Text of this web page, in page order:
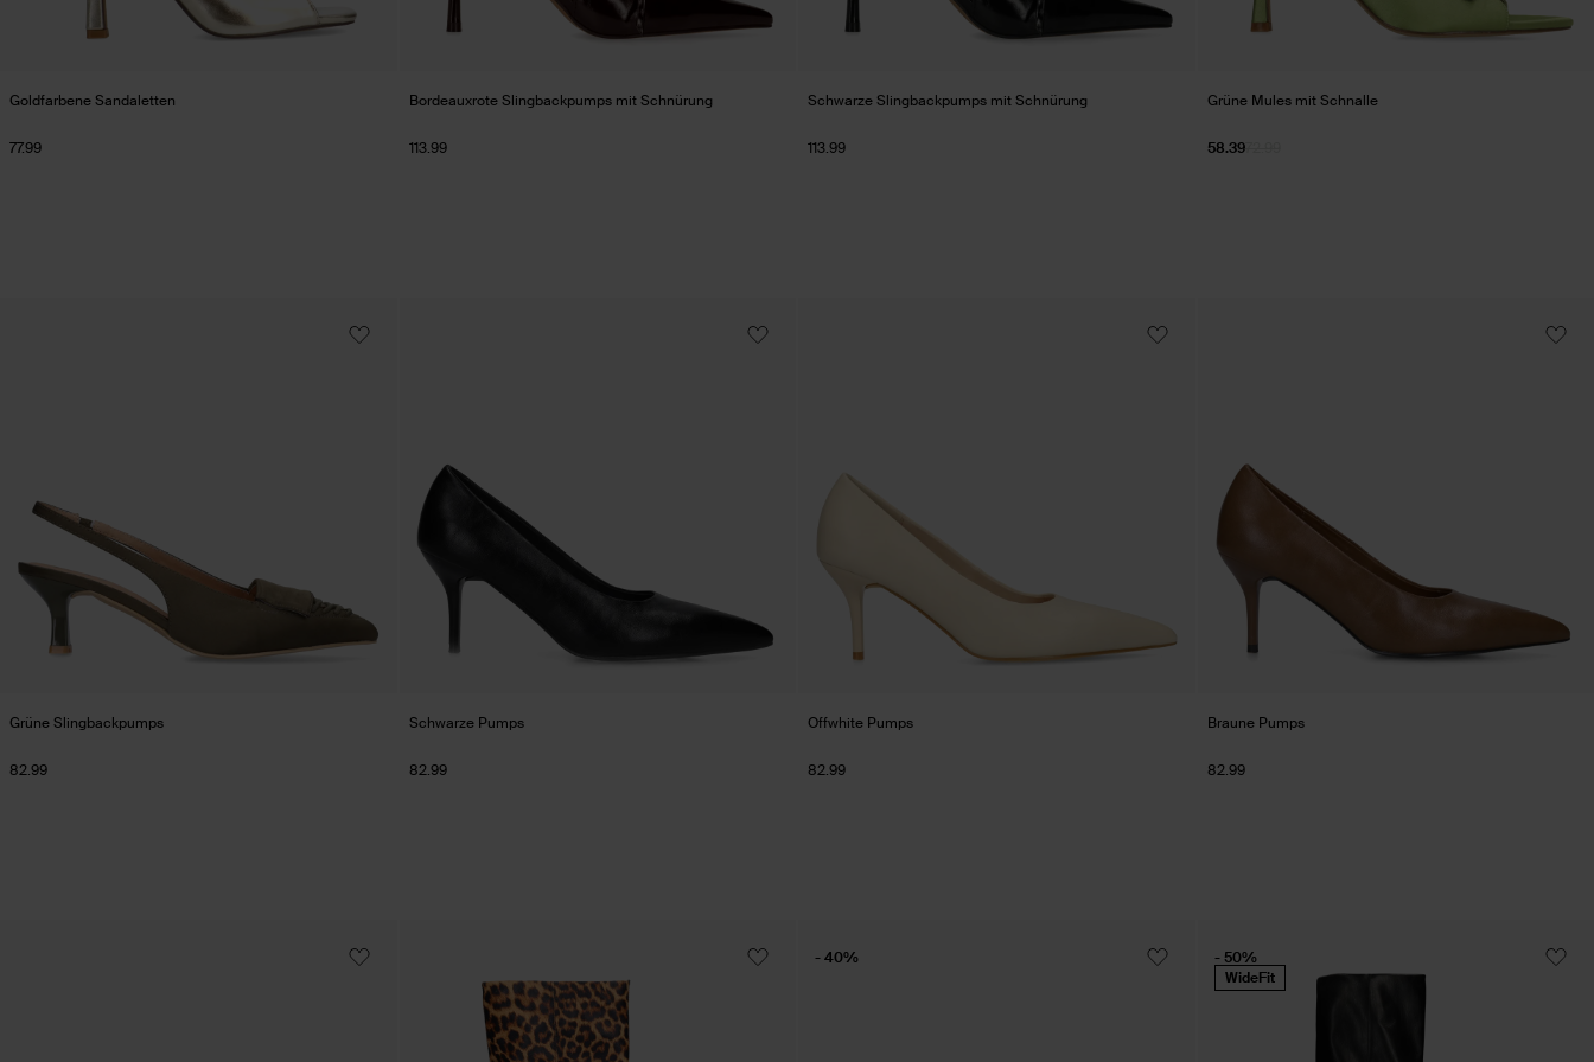
Goldfarbene Sandaletten
77.99
Bordeauxrote Slingbackpumps mit Schnürung
113.99
Schwarze Slingbackpumps mit Schnürung
113.99
Grüne Mules mit Schnalle
72.99
58.39
Grüne Slingbackpumps
82.99
Schwarze Pumps
82.99
Offwhite Pumps
82.99
Braune Pumps
82.99
- 40%
- 50%
WideFit